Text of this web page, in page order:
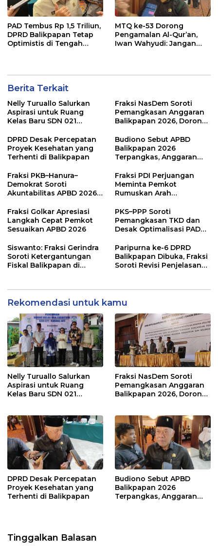
PAD Tembus Rp 1,5 Triliun,
DPRD Balikpapan Tetap
Optimistis di Tengah
MTQ ke-53 Dorong
Pengamalan Al-Qur’an,
Iwan Wahyudi: Jangan
Berita Terkait
Nelly Turuallo Salurkan
Aspirasi untuk Ruang
Kelas Baru SDN 021
Fraksi NasDem Soroti
Pemangkasan Anggaran
Balikpapan 2026, Dorong
Publik
DPRD Desak Percepatan
Proyek Kesehatan yang
Terhenti di Balikpapan
Budiono Sebut APBD
Balikpapan 2026
Terpangkas, Anggaran
Fraksi PKB–Hanura–
Demokrat Soroti
Akuntabilitas APBD 2026
Pengawasan Belanja
Modal
Fraksi PDI Perjuangan
Meminta Pemkot
Rumuskan Arah
Terukur sebagai
Penyangga IKN
Fraksi Golkar Apresiasi
Langkah Cepat Pemkot
Sesuaikan APBD 2026
PKS–PPP Soroti
Pemangkasan TKD dan
Desak Optimalisasi PAD
Balikpapan 2026
Siswanto: Fraksi Gerindra
Soroti Ketergantungan
Fiskal Balikpapan di
Paripurna ke-6 DPRD
Balikpapan Dibuka, Fraksi
Soroti Revisi Penjelasan
Rekomendasi untuk kamu
Nelly Turuallo Salurkan
Aspirasi untuk Ruang
Kelas Baru SDN 021
Fraksi NasDem Soroti
Pemangkasan Anggaran
Balikpapan 2026, Dorong
DPRD Desak Percepatan
Proyek Kesehatan yang
Terhenti di Balikpapan
Budiono Sebut APBD
Balikpapan 2026
Terpangkas, Anggaran
Tinggalkan Balasan